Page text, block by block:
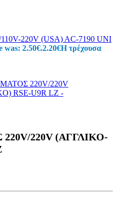
220V (USA) AC-7190 UNI
was: 2.50€.2.20€Η τρέχουσα
220V (ΑΓΓΛΙΚΟ-